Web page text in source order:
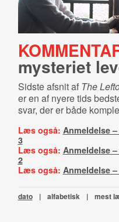
mysteriet
Sidste afsnit afThe
er en af nyere tids
svar, der er både
Læs også: Anmeldelse
3
Læs også: Anmeldelse
2
Læs også: Anmeldelse
dato | alfabetisk | mest